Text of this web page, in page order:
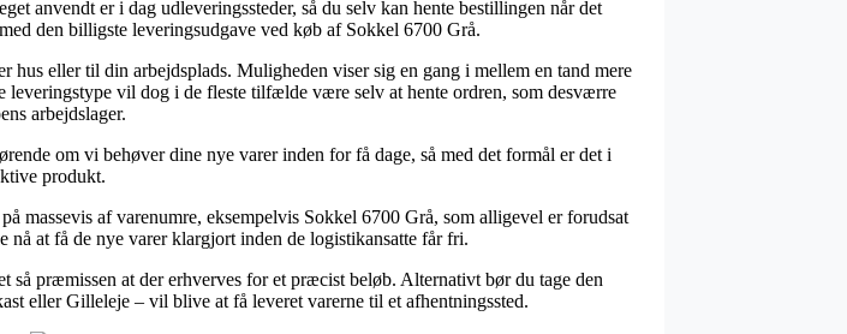
anvendt er i dag udleveringssteder, så du selv kan hente bestillingen når det
den billigste leveringsudgave ved køb af Sokkel 6700 Grå.
eller til din arbejdsplads. Muligheden viser sig en gang i mellem en tand mere
vil dog i de fleste tilfælde være selv at hente ordren, som desværre
arbejdslager.
om vi behøver dine nye varer inden for få dage, så med det formål er det i
produkt.
massevis af varenumre, eksempelvis Sokkel 6700 Grå, som alligevel er forudsat
at få de nye varer klargjort inden de logistikansatte får fri.
præmissen at der erhverves for et præcist beløb. Alternativt bør du tage den
eller Gilleleje – vil blive at få leveret varerne til et afhentningssted.